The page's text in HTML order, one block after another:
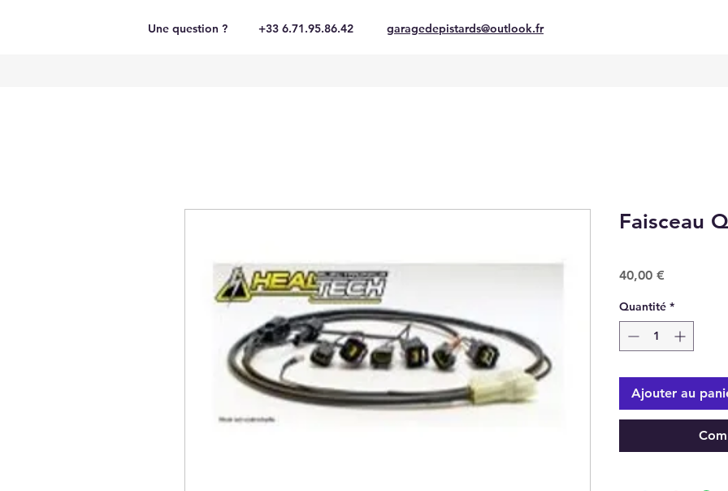
Une question ? +33 6.71.95.86.42 garagedepistards@outlook.fr
Faisceau
40,00 €Prix
Quantité *
Ajouter au